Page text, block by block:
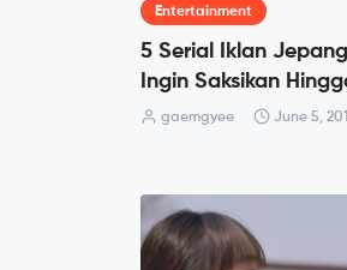
Entertainment
5 Serial Iklan
Ingin Saksikan
gaemgyee June 5,